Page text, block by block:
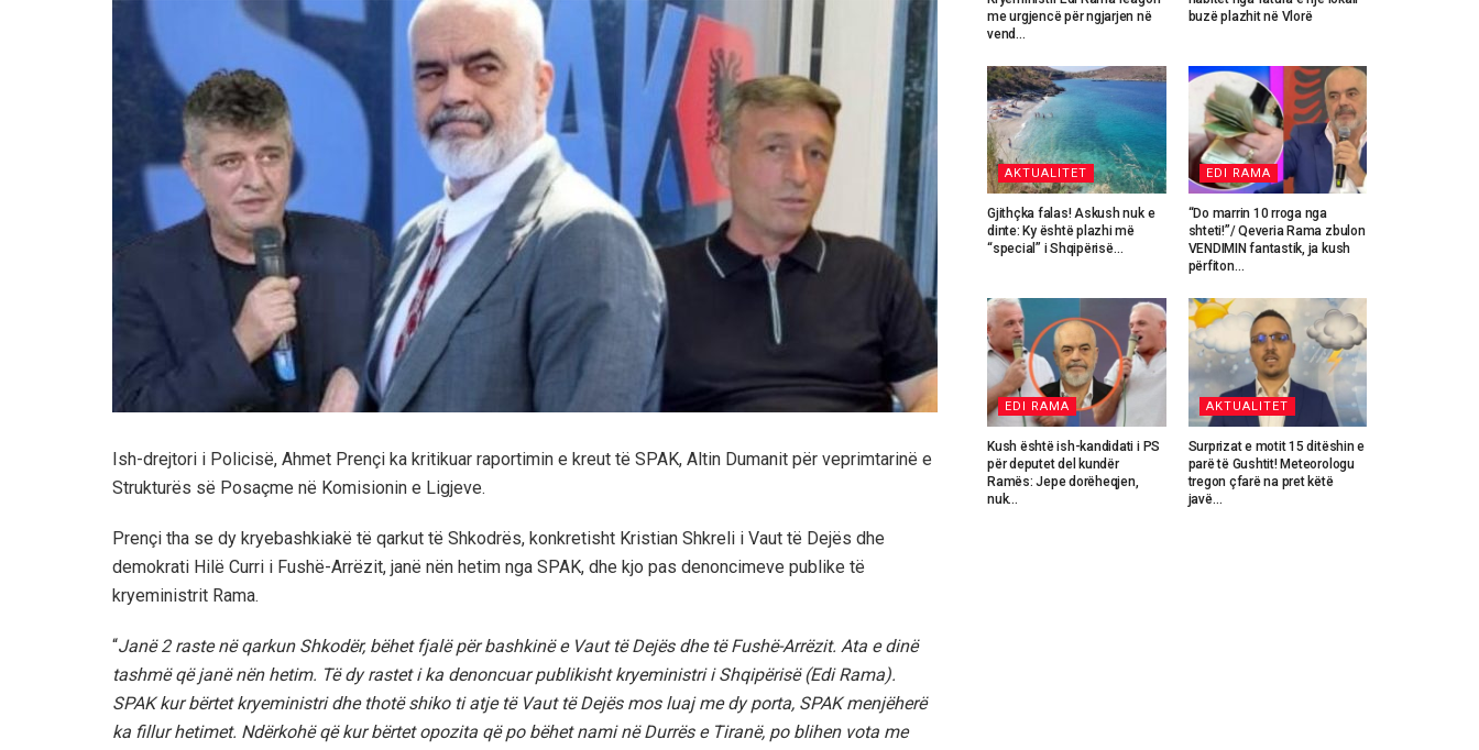
Ish-drejtori i Policisë, Ahmet Prençi ka kritikuar raportimin e kreut të SPAK, Altin Dumanit për veprimtarinë e
Strukturës së Posaçme në Komisionin e Ligjeve.
Prençi tha se dy kryebashkiakë të qarkut të Shkodrës, konkretisht Kristian Shkreli i Vaut të Dejës dhe
demokrati Hilë Curri i Fushë-Arrëzit, janë nën hetim nga SPAK, dhe kjo pas denoncimeve publike të
kryeministrit Rama.
“Janë 2 raste në qarkun Shkodër, bëhet fjalë për bashkinë e Vaut të Dejës dhe të Fushë-Arrëzit. Ata e dinë
tashmë që janë nën hetim. Të dy rastet i ka denoncuar publikisht kryeministri i Shqipërisë (Edi Rama).
SPAK kur bërtet kryeministri dhe thotë shiko ti atje të Vaut të Dejës mos luaj me dy porta, SPAK menjëherë
ka fillur hetimet. Ndërkohë që kur bërtet opozita që po bëhet nami në Durrës e Tiranë, po blihen vota me
me urgjencë për ngjarjen në
vend…
buzë plazhit në Vlorë
AKTUALITET
Gjithçka falas! Askush nuk e
dinte: Ky është plazhi më
“special” i Shqipërisë…
EDI RAMA
“Do marrin 10 rroga nga
shteti!”/ Qeveria Rama zbulon
VENDIMIN fantastik, ja kush
përfiton…
EDI RAMA
Kush është ish-kandidati i PS
për deputet del kundër
Ramës: Jepe dorëheqjen,
nuk…
AKTUALITET
Surprizat e motit 15 ditëshin e
parë të Gushtit! Meteorologu
tregon çfarë na pret këtë
javë…